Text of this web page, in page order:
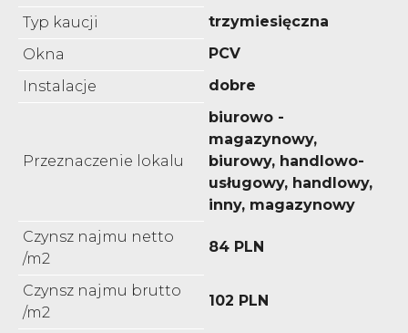
Typ kaucji
trzymiesięczna
Okna
PCV
Instalacje
dobre
Przeznaczenie lokalu
biurowo -
magazynowy,
biurowy, handlowo-
usługowy, handlowy,
inny, magazynowy
Czynsz najmu netto
/m2
84 PLN
Czynsz najmu brutto
/m2
102 PLN